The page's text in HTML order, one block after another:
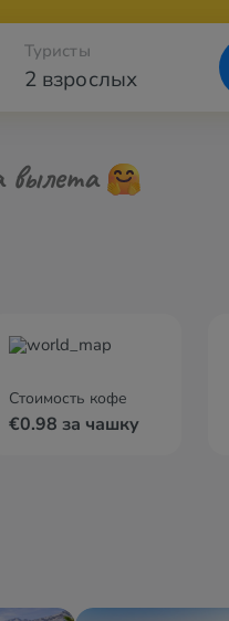
2 взрослых
Туристы
вылета
Стоимость кофе
€0.98 за чашку